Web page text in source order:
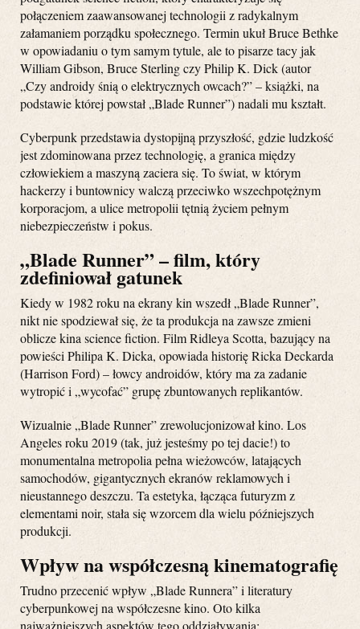
połączeniem zaawansowanej technologii z radykalnym
załamaniem porządku społecznego. Termin ukuł Bruce Bethke
w opowiadaniu o tym samym tytule, ale to pisarze tacy jak
William Gibson, Bruce Sterling czy Philip K. Dick (autor
„Czy androidy śnią o elektrycznych owcach?” – książki, na
podstawie której powstał „Blade Runner”) nadali mu kształt.
Cyberpunk przedstawia dystopijną przyszłość, gdzie ludzkość
jest zdominowana przez technologię, a granica między
człowiekiem a maszyną zaciera się. To świat, w którym
hackerzy i buntownicy walczą przeciwko wszechpotężnym
korporacjom, a ulice metropolii tętnią życiem pełnym
niebezpieczeństw i pokus.
„Blade Runner” – film, który
zdefiniował gatunek
Kiedy w 1982 roku na ekrany kin wszedł „Blade Runner”,
nikt nie spodziewał się, że ta produkcja na zawsze zmieni
oblicze kina science fiction. Film Ridleya Scotta, bazujący na
powieści Philipa K. Dicka, opowiada historię Ricka Deckarda
(Harrison Ford) – łowcy androidów, który ma za zadanie
wytropić i „wycofać” grupę zbuntowanych replikantów.
Wizualnie „Blade Runner” zrewolucjonizował kino. Los
Angeles roku 2019 (tak, już jesteśmy po tej dacie!) to
monumentalna metropolia pełna wieżowców, latających
samochodów, gigantycznych ekranów reklamowych i
nieustannego deszczu. Ta estetyka, łącząca futuryzm z
elementami noir, stała się wzorcem dla wielu późniejszych
produkcji.
Wpływ na współczesną kinematografię
Trudno przecenić wpływ „Blade Runnera” i literatury
cyberpunkowej na współczesne kino. Oto kilka
najważniejszych aspektów tego oddziaływania: